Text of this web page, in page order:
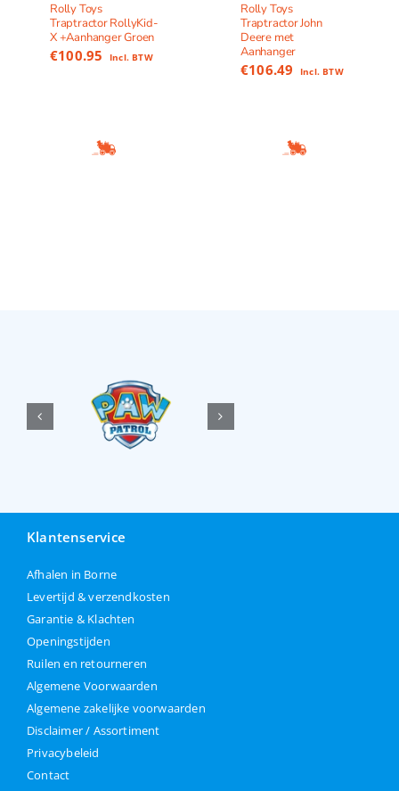
Rolly Toys
Traptractor RollyKid-
X +Aanhanger Groen
€100.95 Incl. BTW
Rolly Toys
Traptractor John
Deere met
Aanhanger
€106.49 Incl. BTW
Klantenservice
Afhalen in Borne
Levertijd & verzendkosten
Garantie & Klachten
Openingstijden
Ruilen en retourneren
Algemene Voorwaarden
Algemene zakelijke voorwaarden
Disclaimer / Assortiment
Privacybeleid
Contact